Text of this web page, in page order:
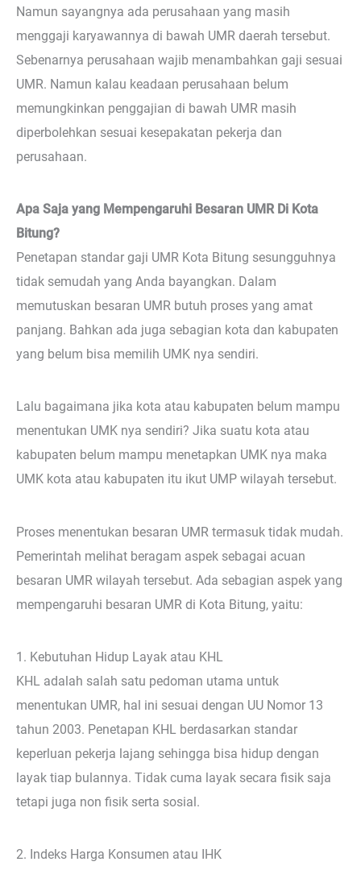
Namun sayangnya ada perusahaan yang masih
menggaji karyawannya di bawah UMR daerah tersebut.
Sebenarnya perusahaan wajib menambahkan gaji sesuai
UMR. Namun kalau keadaan perusahaan belum
memungkinkan penggajian di bawah UMR masih
diperbolehkan sesuai kesepakatan pekerja dan
perusahaan.
Apa Saja yang Mempengaruhi Besaran UMR Di Kota
Bitung?
Penetapan standar gaji UMR Kota Bitung sesungguhnya
tidak semudah yang Anda bayangkan. Dalam
memutuskan besaran UMR butuh proses yang amat
panjang. Bahkan ada juga sebagian kota dan kabupaten
yang belum bisa memilih UMK nya sendiri.
Lalu bagaimana jika kota atau kabupaten belum mampu
menentukan UMK nya sendiri? Jika suatu kota atau
kabupaten belum mampu menetapkan UMK nya maka
UMK kota atau kabupaten itu ikut UMP wilayah tersebut.
Proses menentukan besaran UMR termasuk tidak mudah.
Pemerintah melihat beragam aspek sebagai acuan
besaran UMR wilayah tersebut. Ada sebagian aspek yang
mempengaruhi besaran UMR di Kota Bitung, yaitu:
1. Kebutuhan Hidup Layak atau KHL
KHL adalah salah satu pedoman utama untuk
menentukan UMR, hal ini sesuai dengan UU Nomor 13
tahun 2003. Penetapan KHL berdasarkan standar
keperluan pekerja lajang sehingga bisa hidup dengan
layak tiap bulannya. Tidak cuma layak secara fisik saja
tetapi juga non fisik serta sosial.
2. Indeks Harga Konsumen atau IHK